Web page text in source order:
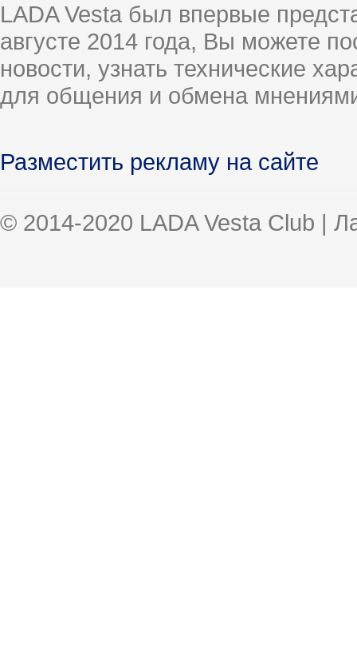
LADA Vesta был впервые
августе 2014 года, Вы можете
новости, узнать технические
для общения и обмена
Разместить рекламу на сайте
© 2014-2020 LADA Vesta Club |